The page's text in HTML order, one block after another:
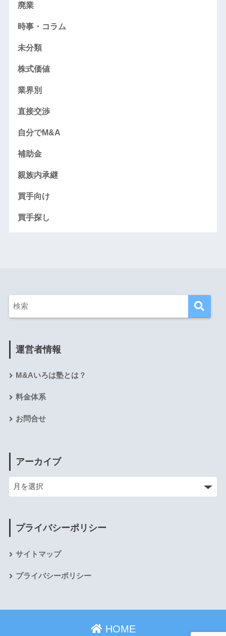
廃業
時事・コラム
未分類
株式価値
業界別
直接交渉
自分でM&A
補助金
親族内承継
買手向け
買手探し
運営者情報
M&Aいろは塾とは？
料金体系
お問合せ
アーカイブ
プライバシーポリシー
サイトマップ
プライバシーポリシー
HOME